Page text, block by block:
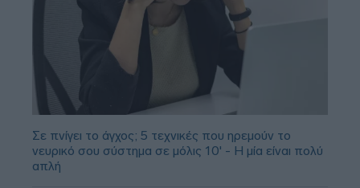
Σε πνίγει το άγχος; 5 τεχνικές που ηρεμούν το
νευρικό σου σύστημα σε μόλις 10' - Η μία είναι πολύ
απλή